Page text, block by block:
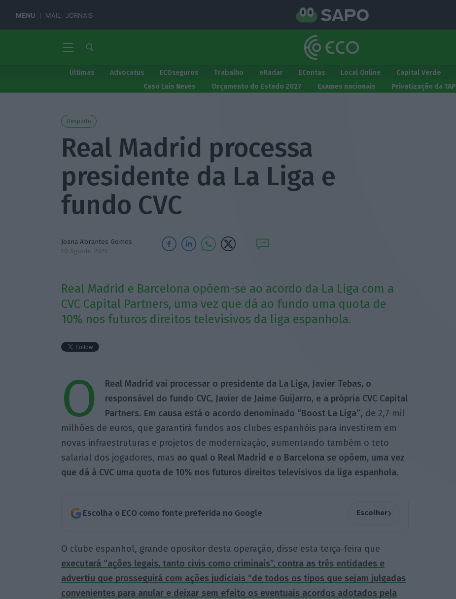
MENU MAIL JORNAIS
Últimas Advocatus ECOseguros Trabalho eRadar EContas Local Online Capital Verde
Caso Luís Neves
Orçamento do Estado 2027 Exames nacionais Privatização da TAP
Desporto
Real Madrid processa
presidente da La Liga e
fundo CVC
Joana Abrantes Gomes
10 Agosto 2021
Real Madrid e Barcelona opõem-se ao acordo da La Liga com a
CVC Capital Partners, uma vez que dá ao fundo uma quota de
10% nos futuros direitos televisivos da liga espanhola.
O
Real Madrid vai processar o presidente da La Liga, Javier Tebas, o
responsável do fundo CVC, Javier de Jaime Guijarro, e a própria CVC Capital
Partners. Em causa está o acordo denominado “Boost La Liga”, de 2,7 mil
milhões de euros, que garantirá fundos aos clubes espanhóis para investirem em
novas infraestruturas e projetos de modernização, aumentando também o teto
salarial dos jogadores, mas ao qual o Real Madrid e o Barcelona se opõem, uma vez
que dá à CVC uma quota de 10% nos futuros direitos televisivos da liga espanhola.
Escolha o ECO como fonte preferida no Google Escolher›
O clube espanhol, grande opositor desta operação, disse esta terça-feira que
executará “ações legais, tanto civis como criminais”, contra as três entidades e
advertiu que prosseguirá com ações judiciais “de todos os tipos que sejam julgadas
convenientes para anular e deixar sem efeito os eventuais acordos adotados pela